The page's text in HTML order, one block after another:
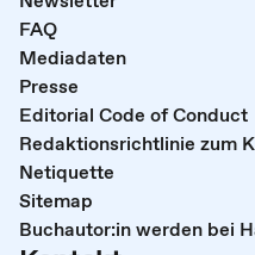
FAQ
Mediadaten
Presse
Editorial Code of Conduct
Redaktionsrichtlinie zum
Netiquette
Sitemap
Buchautor:in werden bei